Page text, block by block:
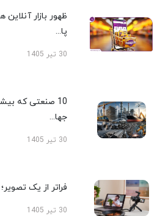
ظهور بازار
پا...
30 تیر 1405
10 صنعتی که
جها...
30 تیر 1405
فراتر از یک تصویر؛
30 تیر 1405